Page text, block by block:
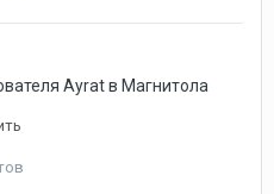
Ayratв Магнитола